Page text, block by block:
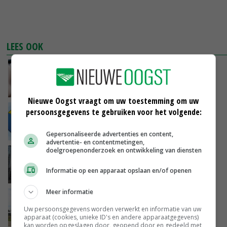
LEES OOK
Calon: CETA niet perfect, maar goed genoeg
Groot verzet tegen EU-verdrag met Canada
31-10-2019
Brussel geeft groen licht voor CETA
16-02-2017
04-11-2016
Nieuwe Oogst vraagt om uw toestemming om uw
persoonsgegevens te gebruiken voor het volgende:
Gepersonaliseerde advertenties en content,
advertentie- en contentmetingen,
doelgroepenonderzoek en ontwikkeling van diensten
Informatie op een apparaat opslaan en/of openen
Meer informatie
Uw persoonsgegevens worden verwerkt en informatie van uw
apparaat (cookies, unieke ID's en andere apparaatgegevens)
kan worden opgeslagen door, geopend door en gedeeld met